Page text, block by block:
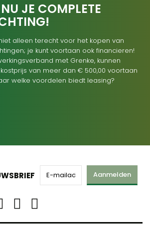
JE COMPLETE
alleen terecht voor het kopen van
je kunt voortaan ook financieren!
met Grenke, kunnen
van meer dan € 500,00 voortaan
welke voordelen biedt leasing?
Aanmelden